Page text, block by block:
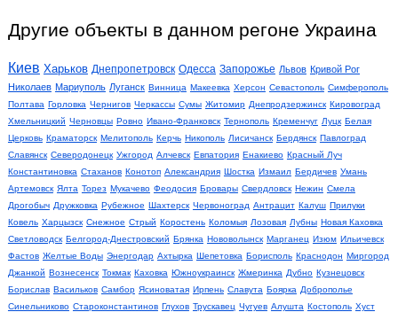
Другие объекты в данном регоне Украина
Киев Харьков Днепропетровск Одесса Запорожье Львов Кривой Рог
Николаев Мариуполь Луганск Винница Макеевка Херсон Севастополь Симферополь
Полтава Горловка Чернигов Черкассы Сумы Житомир Днепродзержинск Кировоград
Хмельницкий Черновцы Ровно Ивано-Франковск Тернополь Кременчуг Луцк Белая
Церковь Краматорск Мелитополь Керчь Никополь Лисичанск Бердянск Павлоград
Славянск Северодонецк Ужгород Алчевск Евпатория Енакиево Красный Луч
Константиновка Стаханов Конотоп Александрия Шостка Измаил Бердичев Умань
Артемовск Ялта Торез Мукачево Феодосия Бровары Свердловск Нежин Смела
Дрогобыч Дружковка Рубежное Шахтерск Червоноград Антрацит Калуш Прилуки
Ковель Харцызск Снежное Стрый Коростень Коломыя Лозовая Лубны Новая Каховка
Светловодск Белгород-Днестровский Брянка Нововолынск Марганец Изюм Ильичевск
Фастов Желтые Воды Энергодар Ахтырка Шепетовка Борисполь Краснодон Миргород
Джанкой Вознесенск Токмак Каховка Южноукраинск Жмеринка Дубно Кузнецовск
Борислав Васильков Самбор Ясиноватая Ирпень Славута Боярка Доброполье
Синельниково Староконстантинов Глухов Трускавец Чугуев Алушта Костополь Хуст